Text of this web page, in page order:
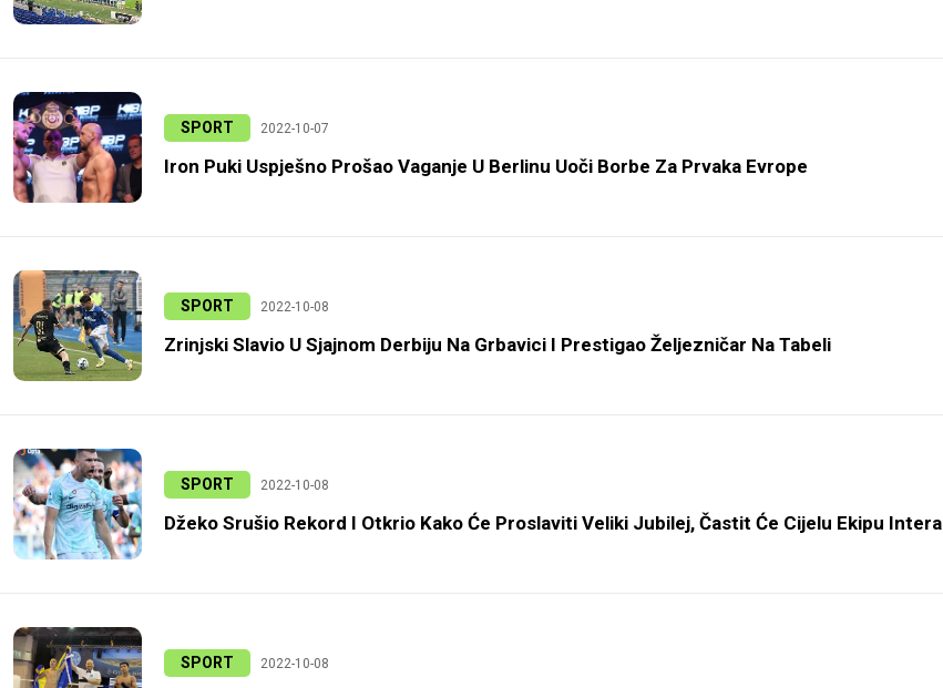
SPORT 2022-10-07
Iron Puki Uspješno Prošao Vaganje U Berlinu Uoči Borbe Za Prvaka Evrope
SPORT 2022-10-08
Zrinjski Slavio U Sjajnom Derbiju Na Grbavici I Prestigao Željezničar Na Tabeli
SPORT 2022-10-08
Džeko Srušio Rekord I Otkrio Kako Će Proslaviti Veliki Jubilej, Častit Će Cijelu Ekipu Intera
SPORT 2022-10-08